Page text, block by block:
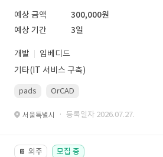
예상 금액
300,000원
예상 기간
3일
개발
임베디드
기타(IT 서비스 구축)
pads OrCAD
서울특별시 · 등록일자 2026.07.27.
📔 외주 모집 중